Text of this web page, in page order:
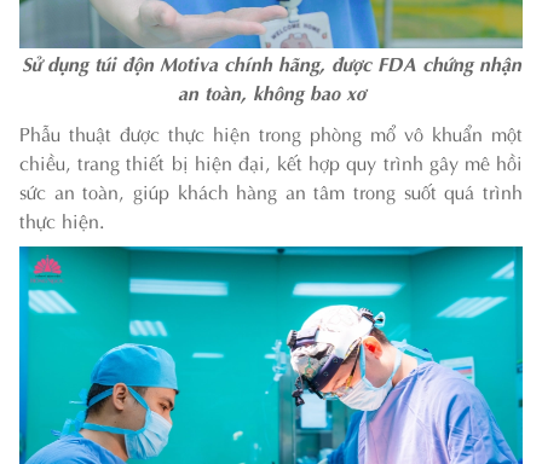
Sử dụng túi độn Motiva chính hãng, được FDA chứng nhận
an toàn, không bao xơ
Phẫu thuật được thực hiện trong phòng mổ vô khuẩn một
chiều, trang thiết bị hiện đại, kết hợp quy trình gây mê hồi
sức an toàn, giúp khách hàng an tâm trong suốt quá trình
thực hiện.